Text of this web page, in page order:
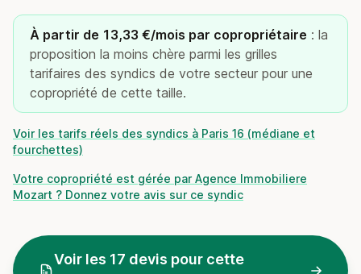
À partir de 13,33 €/mois par copropriétaire : la
proposition la moins chère parmi les grilles
tarifaires des syndics de votre secteur pour une
copropriété de cette taille.
Voir les tarifs réels des syndics à Paris 16 (médiane et
fourchettes)
Votre copropriété est gérée par Agence Immobiliere
Mozart ? Donnez votre avis sur ce syndic
Voir les 17 devis pour cette